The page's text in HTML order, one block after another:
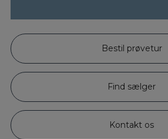
Bestil prøvetur
Find sælger
Kontakt os